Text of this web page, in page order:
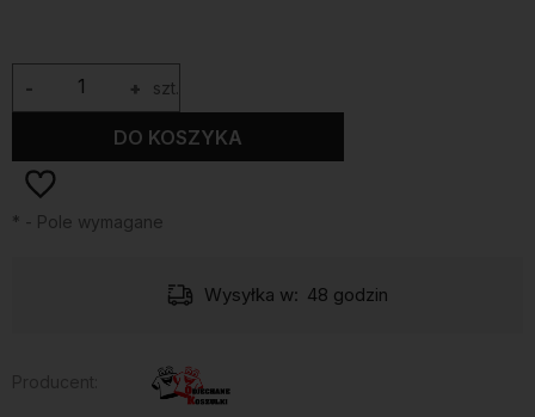
+
- szt.
DO KOSZYKA
* - Pole wymagane
Wysyłka w: 48 godzin